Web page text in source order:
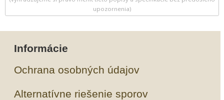
upozornenia)
Informácie
Ochrana osobných údajov
Alternatívne riešenie sporov